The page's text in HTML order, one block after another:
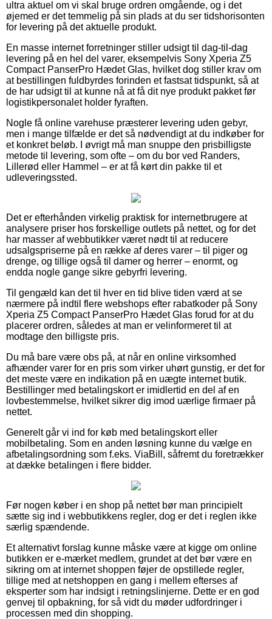
ultra aktuel om vi skal bruge ordren omgående, og i det
øjemed er det temmelig på sin plads at du ser tidshorisonten
for levering på det aktuelle produkt.
En masse internet forretninger stiller udsigt til dag-til-dag
levering på en hel del varer, eksempelvis Sony Xperia Z5
Compact PanserPro Hædet Glas, hvilket dog stiller krav om
at bestillingen fuldbyrdes forinden et fastsat tidspunkt, så at
de har udsigt til at kunne nå at få dit nye produkt pakket før
logistikpersonalet holder fyraften.
Nogle få online varehuse præsterer levering uden gebyr,
men i mange tilfælde er det så nødvendigt at du indkøber for
et konkret beløb. I øvrigt må man snuppe den prisbilligste
metode til levering, som ofte – om du bor ved Randers,
Lillerød eller Hammel – er at få kørt din pakke til et
udleveringssted.
Det er efterhånden virkelig praktisk for internetbrugere at
analysere priser hos forskellige outlets på nettet, og for det
har masser af webbutikker været nødt til at reducere
udsalgspriserne på en række af deres varer – til piger og
drenge, og tillige også til damer og herrer – enormt, og
endda nogle gange sikre gebyrfri levering.
Til gengæld kan det til hver en tid blive tiden værd at se
nærmere på indtil flere webshops efter rabatkoder på Sony
Xperia Z5 Compact PanserPro Hædet Glas forud for at du
placerer ordren, således at man er velinformeret til at
modtage den billigste pris.
Du må bare være obs på, at når en online virksomhed
afhænder varer for en pris som virker uhørt gunstig, er det for
det meste være en indikation på en uægte internet butik.
Bestillinger med betalingskort er imidlertid en del af en
lovbestemmelse, hvilket sikrer dig imod uærlige firmaer på
nettet.
Generelt går vi ind for køb med betalingskort eller
mobilbetaling. Som en anden løsning kunne du vælge en
afbetalingsordning som f.eks. ViaBill, såfremt du foretrækker
at dække betalingen i flere bidder.
Før nogen køber i en shop på nettet bør man principielt
sætte sig ind i webbutikkens regler, dog er det i reglen ikke
særlig spændende.
Et alternativt forslag kunne måske være at kigge om online
butikken er e-mærket medlem, grundet at det bør være en
sikring om at internet shoppen føjer de opstillede regler,
tillige med at netshoppen en gang i mellem efterses af
eksperter som har indsigt i retningslinjerne. Dette er en god
genvej til opbakning, for så vidt du møder udfordringer i
processen med din shopping.